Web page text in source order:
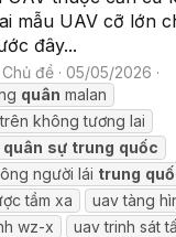
mẫu UAV cỡ lớn
đây...
Chủ đề
05/05/2026
quân malan
không tương lai
quân sự trung quốc
người lái trung
tầm xa
uav tàng
wz-x
uav trinh sát